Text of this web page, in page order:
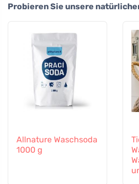
Probieren Sie unsere
Allnature Waschsoda
1000 g